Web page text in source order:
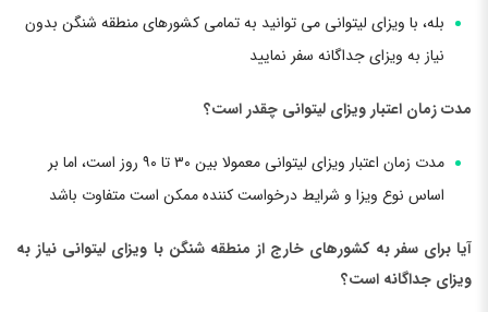
بله، با ویزای لیتوانی می توانید به تمامی کشورهای منطقه شنگن بدون
نیاز به ویزای جداگانه سفر نمایید
مدت زمان اعتبار ویزای لیتوانی چقدر است؟
مدت زمان اعتبار ویزای لیتوانی معمولا بین ۳۰ تا ۹۰ روز است، اما بر
اساس نوع ویزا و شرایط درخواست کننده ممکن است متفاوت باشد
آیا برای سفر به کشورهای خارج از منطقه شنگن با ویزای لیتوانی نیاز به
ویزای جداگانه است؟